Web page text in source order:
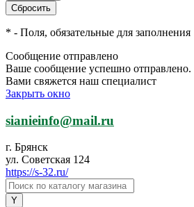
* - Поля, обязательные для заполнения
Сообщение отправлено
Ваше сообщение успешно
Вами свяжется наш специалист
Закрыть окно
sianieinfo@mail.ru
г. Брянск
ул. Советская 124
https://s-32.ru/